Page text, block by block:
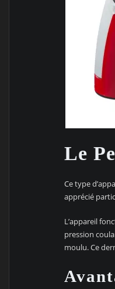
Le
Ce type
apprécié
L’appareil
pression
moulu. Ce